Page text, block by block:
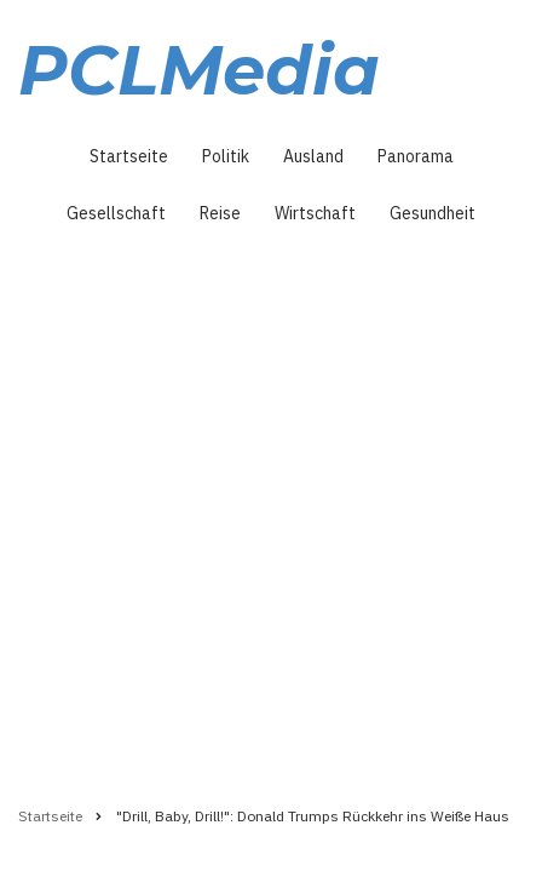
Inhalt
PCLMedia
Startseite Politik Ausland Panorama
Gesellschaft Reise Wirtschaft Gesundheit
Pfadnavigation
Startseite "Drill, Baby, Drill!": Donald Trumps Rückkehr ins Weiße Haus